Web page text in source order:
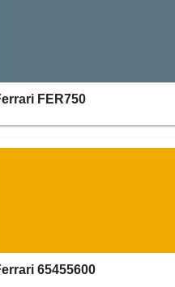
FER750
65455600